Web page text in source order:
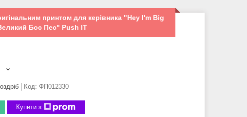
принтом для керівника "Hey I'm Big
Бос Пес" Push IT
Код: ФП012330
Купити з